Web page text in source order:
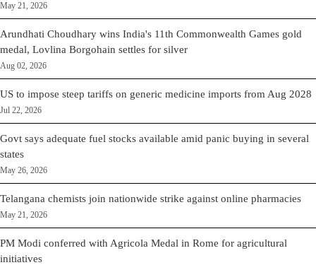
May 21, 2026
Arundhati Choudhary wins India's 11th Commonwealth Games gold
medal, Lovlina Borgohain settles for silver
Aug 02, 2026
US to impose steep tariffs on generic medicine imports from Aug 2028
Jul 22, 2026
Govt says adequate fuel stocks available amid panic buying in several
states
May 26, 2026
Telangana chemists join nationwide strike against online pharmacies
May 21, 2026
PM Modi conferred with Agricola Medal in Rome for agricultural
initiatives